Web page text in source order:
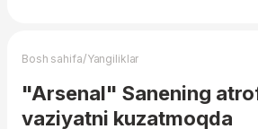
Bosh sahifa/Yangiliklar
"Arsenal" Sanening
vaziyatni kuzatmoqda